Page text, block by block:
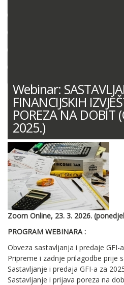
Webinar:
FINANCIJSKIH
POREZA NA DOBIT
2025.)
Zoom Online, 23. 3. 2026.
PROGRAM WEBINARA :
Obveza sastavljanja i predaje GFI-a
Pripreme i zadnje prilagodbe prije
Sastavljanje i predaja GFI-a za
Sastavljanje i prijava poreza na